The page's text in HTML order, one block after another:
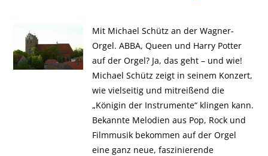
Mit Michael Schütz an der Wagner-
Orgel. ABBA, Queen und Harry Potter
auf der Orgel? Ja, das geht – und wie!
Michael Schütz zeigt in seinem Konzert,
wie vielseitig und mitreißend die
„Königin der Instrumente“ klingen kann.
Bekannte Melodien aus Pop, Rock und
Filmmusik bekommen auf der Orgel
eine ganz neue, faszinierende